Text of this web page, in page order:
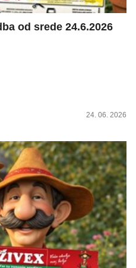
od srede 24.6.2026
24. 06. 2026